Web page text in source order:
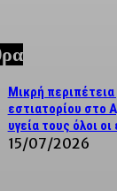
Μικρή
εστιατορίου στο
υγεία τους όλοι οι
15/07/2026